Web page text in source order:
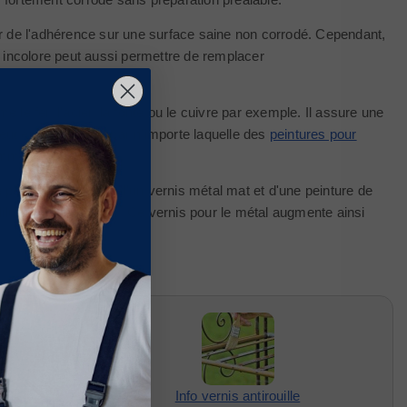
l'adhérence sur une surface saine non corrodé. Cependant,
peut aussi permettre de remplacer
le fer, l'acier, la fonte ou le cuivre par exemple. Il assure une
être recouvert par n’importe laquelle des peintures pour
composé d'un vernis métal mat et d'une peinture de
de la peinture. Ce vernis pour le métal augmente ainsi
Info vernis antirouille